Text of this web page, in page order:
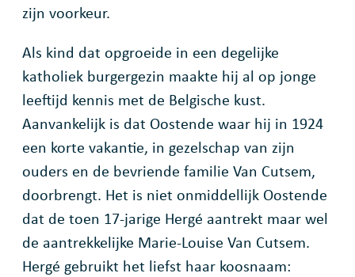
zijn voorkeur.
Als kind dat opgroeide in een degelijke
katholiek burgergezin maakte hij al op jonge
leeftijd kennis met de Belgische kust.
Aanvankelijk is dat Oostende waar hij in 1924
een korte vakantie, in gezelschap van zijn
ouders en de bevriende familie Van Cutsem,
doorbrengt. Het is niet onmiddellijk Oostende
dat de toen 17-jarige Hergé aantrekt maar wel
de aantrekkelijke Marie-Louise Van Cutsem.
Hergé gebruikt het liefst haar koosnaam: